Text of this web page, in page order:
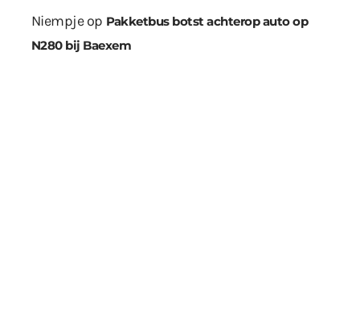
Niempjeop Pakketbus botst achterop auto op
N280 bij Baexem